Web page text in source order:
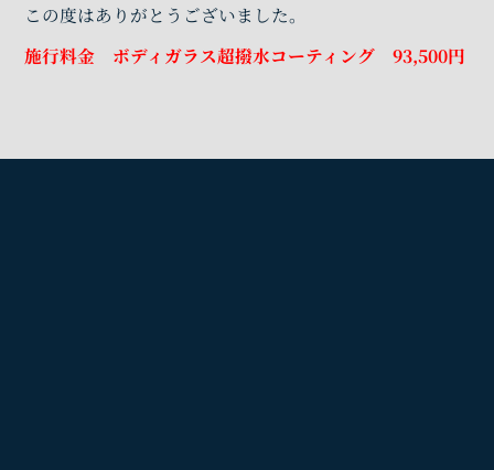
この度はありがとうございました。
施行料金 ボディガラス超撥水コーティング 93,500円